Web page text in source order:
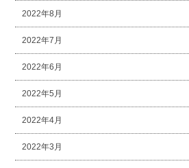
2022年8月
2022年7月
2022年6月
2022年5月
2022年4月
2022年3月